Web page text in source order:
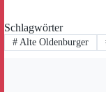
Schlagwörter
#Alte Oldenburger